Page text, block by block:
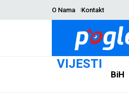
O Nama Kontakt
VIJESTI
BiH